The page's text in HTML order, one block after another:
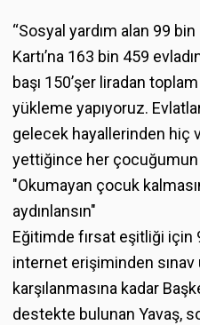
“Sosyal yardım alan 99
Kartı’na 163 bin 459
başı 150’şer liradan
yükleme yapıyoruz.
gelecek hayallerinden hiç
yettiğince her
"Okumayan çocuk
aydınlansın"
Eğitimde fırsat eşitliği
internet erişiminden
karşılanmasına kadar
destekte bulunan Yavaş,